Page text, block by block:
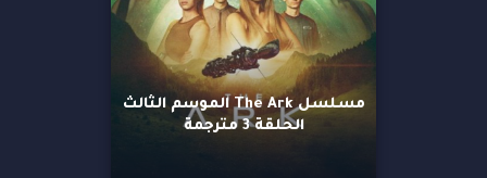
مسلسل The Ark الموسم الثالث
الحلقة 3 مترجمة